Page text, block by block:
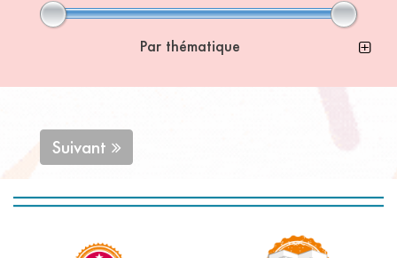
Par thématique
Suivant